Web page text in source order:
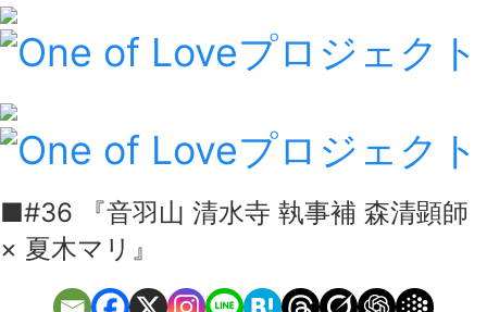
■#36 『音羽山 清水寺 執事補 森清顕師
× 夏木マリ』